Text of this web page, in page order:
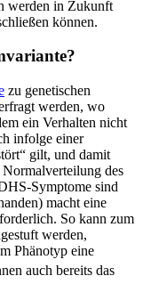
werden in Zukunft
können.
zu genetischen
werden, wo
ein Verhalten nicht
infolge einer
gilt, und damit
des
Symptome sind
macht eine
So kann zum
werden,
Phänotyp eine
auch bereits das